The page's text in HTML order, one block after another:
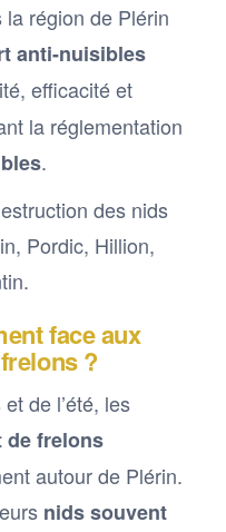
région de Plérin
anti-nuisibles
efficacité et
la réglementation
.
des nids
Pordic, Hillion,
face aux
?
de l’été, les
de frelons
autour de Plérin.
nids souvent